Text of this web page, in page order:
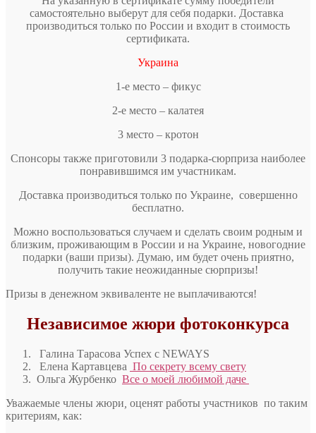
самостоятельно выберут для себя подарки. Доставка
производиться только по России и входит в стоимость
сертификата.
Украина
1-е место – фикус
2-е место – калатея
3 место – кротон
Спонсоры также приготовили 3 подарка-сюрприза наиболее
понравившимся им участникам.
Доставка производиться только по Украине, совершенно
бесплатно.
Можно воспользоваться случаем и сделать своим родным и
близким, проживающим в России и на Украине, новогодние
подарки (ваши призы). Думаю, им будет очень приятно,
получить такие неожиданные сюрпризы!
Призы в денежном эквиваленте не выплачиваются!
Независимое жюри фотоконкурса
Галина Тарасова Успех с NEWAYS
Елена Картавцева По секрету всему свету
Ольга Журбенко Все о моей любимой даче
Уважаемые члены жюри оценят работы участников по таким
критериям, как: